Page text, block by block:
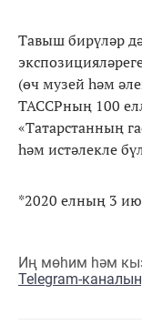
Тавыш бирүләр
(өч музей һәм
ТАССРның 100
«Татарстанның
һәм истәлекле
*2020 елның 3
Иң мөһим һәм
Telegram-